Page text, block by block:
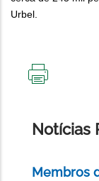
Urbel.
Notícias
Membros